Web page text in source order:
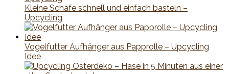
Kleine Schafe schnell und einfach basteln –
Upcycling
Vogelfutter Aufhänger aus Papprolle – Upcycling
Idee